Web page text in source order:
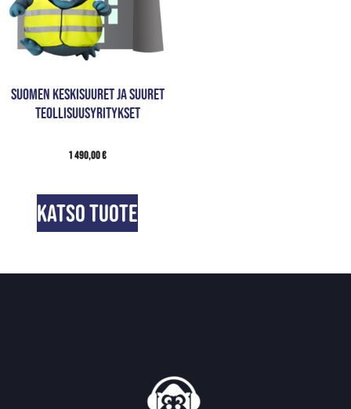
Suomen keskisuuret ja suuret
teollisuusyritykset
1 490,00€
Katso tuote